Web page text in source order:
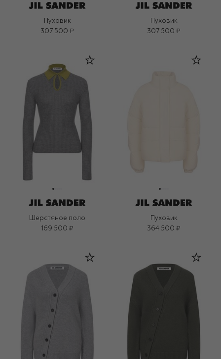
Пуховик
307 500 ₽
Пуховик
307 500 ₽
Шерстяное поло
169 500 ₽
Пуховик
364 500 ₽